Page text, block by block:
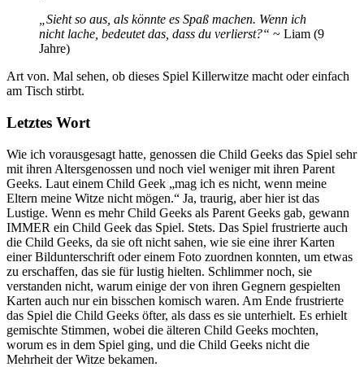
„Sieht so aus, als könnte es Spaß machen. Wenn ich
nicht lache, bedeutet das, dass du verlierst?“ ~ Liam (9
Jahre)
Art von. Mal sehen, ob dieses Spiel Killerwitze macht oder einfach
am Tisch stirbt.
Letztes Wort
Wie ich vorausgesagt hatte, genossen die Child Geeks das Spiel sehr
mit ihren Altersgenossen und noch viel weniger mit ihren Parent
Geeks. Laut einem Child Geek „mag ich es nicht, wenn meine
Eltern meine Witze nicht mögen.“ Ja, traurig, aber hier ist das
Lustige. Wenn es mehr Child Geeks als Parent Geeks gab, gewann
IMMER ein Child Geek das Spiel. Stets. Das Spiel frustrierte auch
die Child Geeks, da sie oft nicht sahen, wie sie eine ihrer Karten
einer Bildunterschrift oder einem Foto zuordnen konnten, um etwas
zu erschaffen, das sie für lustig hielten. Schlimmer noch, sie
verstanden nicht, warum einige der von ihren Gegnern gespielten
Karten auch nur ein bisschen komisch waren. Am Ende frustrierte
das Spiel die Child Geeks öfter, als dass es sie unterhielt. Es erhielt
gemischte Stimmen, wobei die älteren Child Geeks mochten,
worum es in dem Spiel ging, und die Child Geeks nicht die
Mehrheit der Witze bekamen.